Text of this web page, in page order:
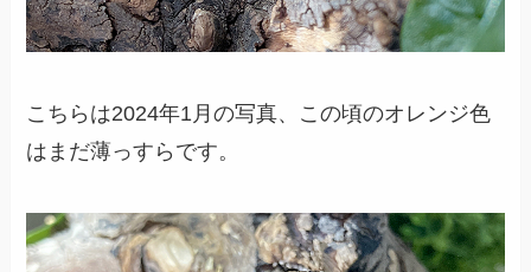
こちらは2024年1月の写真、この頃のオレンジ色
はまだ薄っすらです。